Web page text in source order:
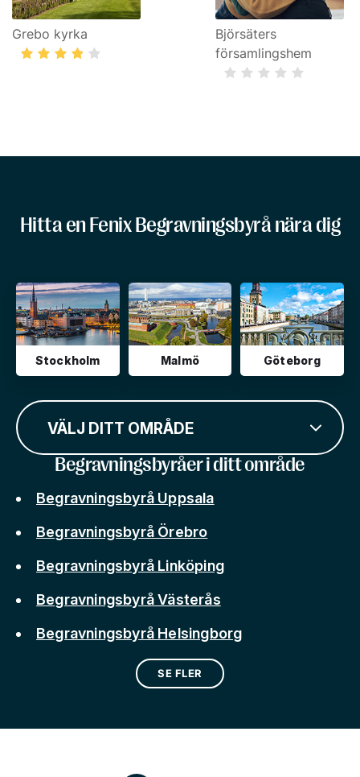
Grebo kyrka
Björsäters
församlingshem
Hitta en Fenix Begravningsbyrå nära dig
Stockholm Malmö Göteborg
VÄLJ DITT OMRÅDE
Begravningsbyråer i ditt område
Begravningsbyrå Uppsala
Begravningsbyrå Örebro
Begravningsbyrå Linköping
Begravningsbyrå Västerås
Begravningsbyrå Helsingborg
SE FLER